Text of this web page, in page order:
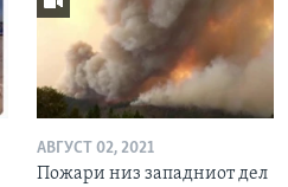
АВГУСТ 02, 2021
Пожари низ западниот дел